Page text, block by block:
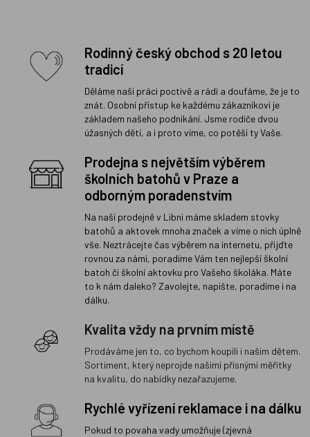
Rodinný český obchod s 20 letou
tradicí
Děláme naši práci poctivě a rádi a doufáme, že je to
znát. Osobní přístup ke každému zákazníkovi je
základem našeho podnikání. Jsme rodiče dvou
úžasných dětí, a i proto víme, co potěší ty Vaše.
Prodejna s největším výběrem
školních batohů v Praze a
odborným poradenstvím
Na naší prodejně v Libni máme skladem stovky
batohů a aktovek mnoha značek a víme o nich úplně
vše. Neztrácejte čas výběrem na internetu, přijďte
rovnou za námi, poradíme Vám ten nejlepší školní
batoh či školní aktovku pro Vašeho školáka. Máte
to k nám daleko? Zavolejte, napište, poradíme i na
dálku.
Kvalita vždy na prvním místě
Prodáváme jen to, co bychom koupili i našim dětem.
Sortiment, který neprojde našimi přísnými měřítky
na kvalitu, do nabídky nezařazujeme.
Rychlé vyřízení reklamace i na dálku
Pokud to povaha vady umožňuje (zjevná